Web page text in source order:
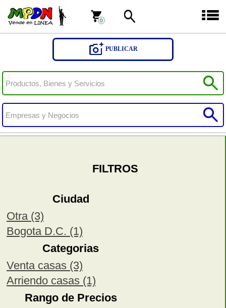
0
PUBLICAR
0
FILTROS
Ciudad
Otra (3)
Bogota D.C. (1)
Categorias
Venta casas (3)
Arriendo casas (1)
Rango de Precios